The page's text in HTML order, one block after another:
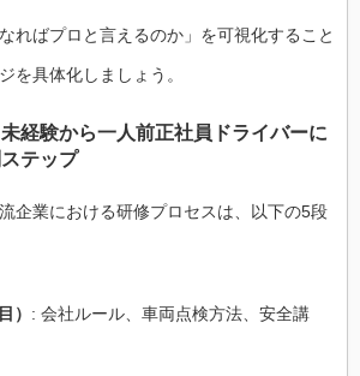
ればプロと言えるのか」を可視化すること
を具体化しましょう。
未経験から一人前正社員ドライバーに
テップ
企業における研修プロセスは、以下の5段
） : 会社ルール、車両点検方法、安全講